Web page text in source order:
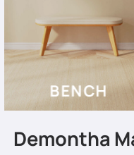
BENCH
Demontha